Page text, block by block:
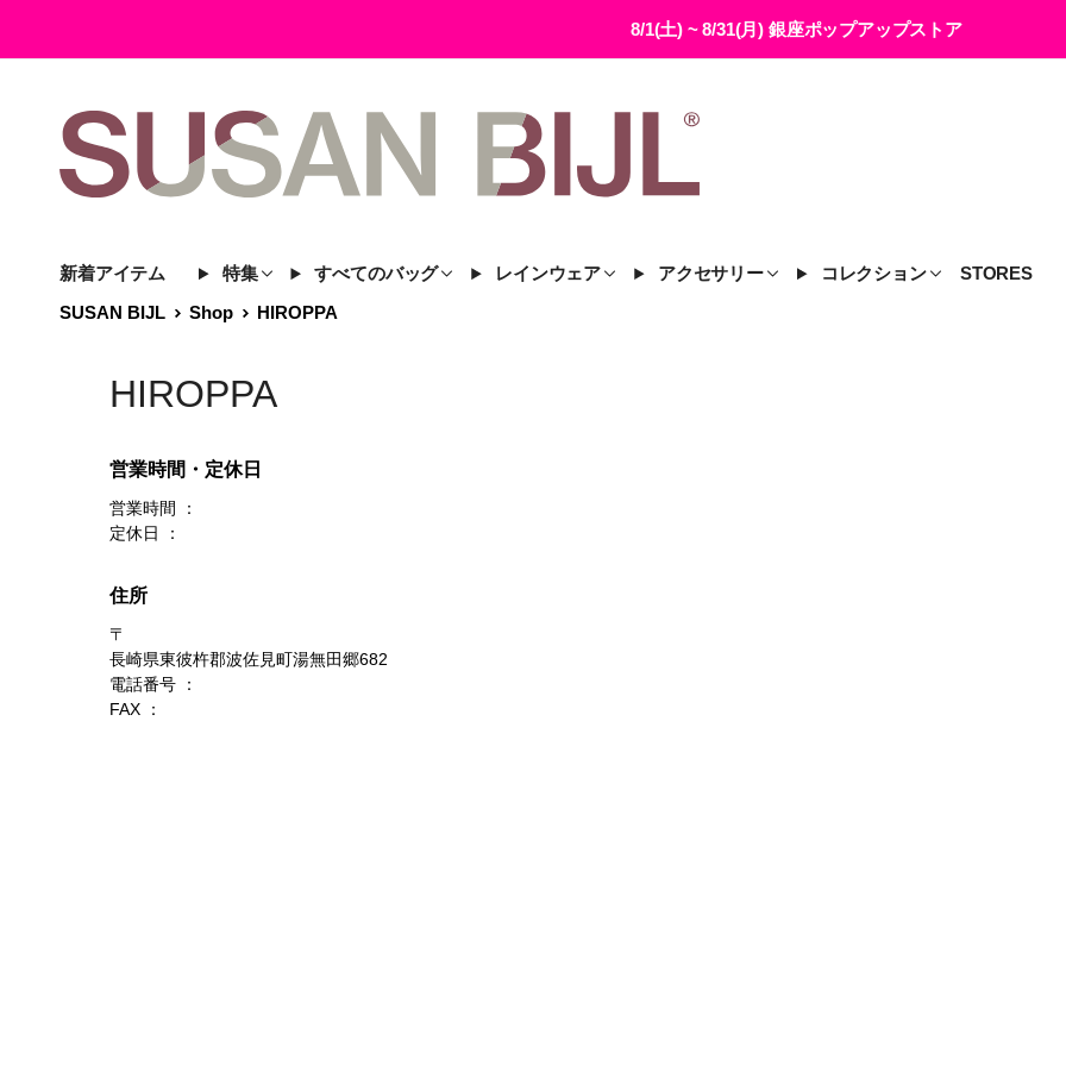
8/1(土) ~ 8/31(月) 銀座ポップアップストア
新着アイテム 特集 すべてのバッグ レインウェア アクセサリー コレクション
STORES
SUSAN BIJL
Shop HIROPPA
HIROPPA
営業時間・定休日
営業時間 ：
定休日 ：
住所
〒
長崎県東彼杵郡波佐見町湯無田郷682
電話番号 ：
FAX ：